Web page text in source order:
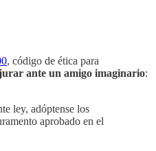
, código de ética para
ante un amigo imaginario:
ley, adóptense los
aprobado en el